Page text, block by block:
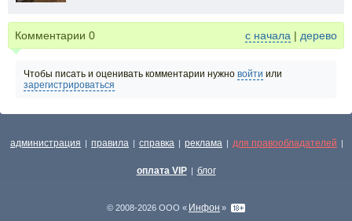
Комментарии 0 с начала | дерево
Чтобы писать и оценивать комментарии нужно войти или
зарегистрироваться
администрация | правила | справка | реклама | для правообладателей |
оплата VIP | блог
© 2008-2026 ООО « Инфон »